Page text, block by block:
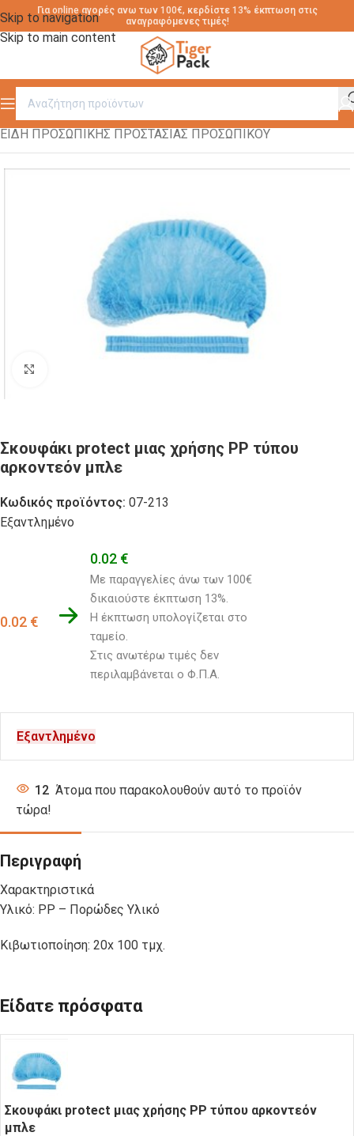
Skip to navigation
Skip to main content
Για online αγορές ανω των 100€, κερδίστε 13% έκπτωση στις
αναγραφόμενες τιμές!
Αρχική σελίδα
/
ΕΙΔΗ ΠΡΟΣΩΠΙΚΗΣ ΠΡΟΣΤΑΣΙΑΣ ΠΡΟΣΩΠΙΚΟΥ
Σκουφάκι protect μιας χρήσης ΡΡ τύπου
αρκοντεόν μπλε
Κωδικός προϊόντος: 07-213
Εξαντλημένο
0.02 €
0.02 €
Με παραγγελίες άνω των 100€
δικαιούστε έκπτωση 13%.
Η έκπτωση υπολογίζεται στο
ταμείο.
Στις ανωτέρω τιμές δεν
περιλαμβάνεται ο Φ.Π.Α.
Εξαντλημένο
12 Άτομα που παρακολουθούν αυτό το προϊόν
τώρα!
Περιγραφή
Χαρακτηριστικά
Υλικό: PP – Πορώδες Υλικό
Κιβωτιοποίηση: 20x 100 τμχ.
Είδατε πρόσφατα
Σκουφάκι protect μιας χρήσης ΡΡ τύπου αρκοντεόν
μπλε